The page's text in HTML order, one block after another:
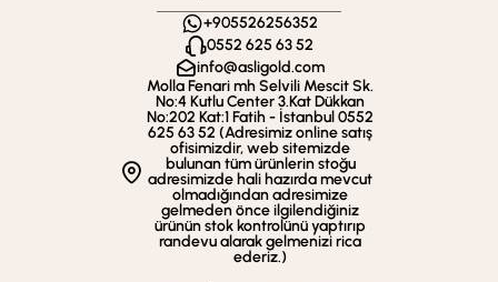
+905526256352
0552 625 63 52
info@asligold.com
Molla Fenari mh Selvili Mescit Sk.
No:4 Kutlu Center 3.Kat Dükkan
No:202 Kat:1 Fatih - İstanbul 0552
625 63 52 (Adresimiz online satış
ofisimizdir, web sitemizde
bulunan tüm ürünlerin stoğu
adresimizde hali hazırda mevcut
olmadığından adresimize
gelmeden önce ilgilendiğiniz
ürünün stok kontrolünü yaptırıp
randevu alarak gelmenizi rica
ederiz.)